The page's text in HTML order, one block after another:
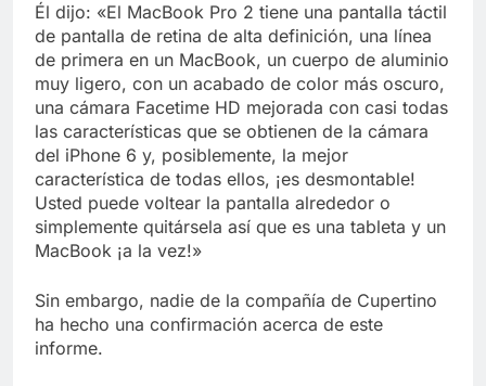
Él dijo: «El MacBook Pro 2 tiene una pantalla táctil
de pantalla de retina de alta definición, una línea
de primera en un MacBook, un cuerpo de aluminio
muy ligero, con un acabado de color más oscuro,
una cámara Facetime HD mejorada con casi todas
las características que se obtienen de la cámara
del iPhone 6 y, posiblemente, la mejor
característica de todas ellos, ¡es desmontable!
Usted puede voltear la pantalla alrededor o
simplemente quitársela así que es una tableta y un
MacBook ¡a la vez!»
Sin embargo, nadie de la compañía de Cupertino
ha hecho una confirmación acerca de este
informe.